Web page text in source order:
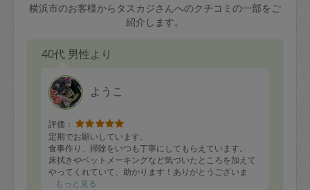
横浜市のお客様からタスカジさんへのクチコミの一部をご
紹介します。
40代 男性より
ようこ
評価：
定期でお願いしています。
食事作り、掃除をいつも丁寧にしてもらえています。
床拭きやベットメーキングなど気づいたところを加えて
やってくれていて、助かります！ありがとうございま
す。もっと見る